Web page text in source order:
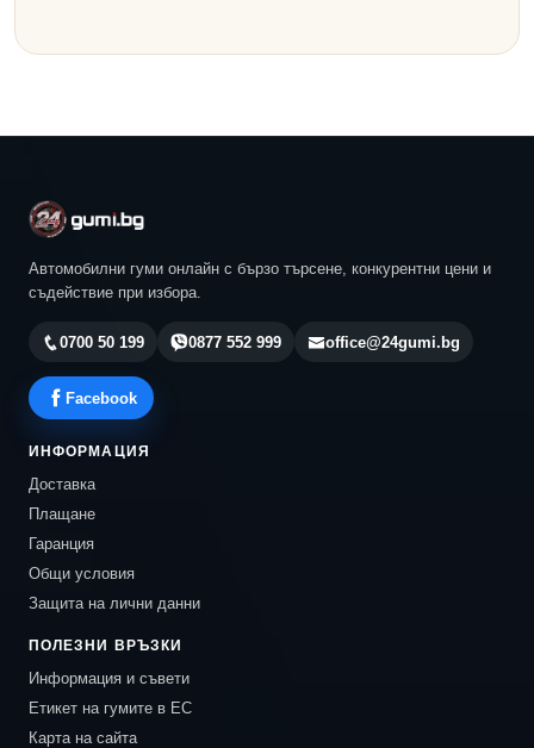
Автомобилни гуми онлайн с бързо търсене, конкурентни цени и
съдействие при избора.
0700 50 199 0877 552 999 office@24gumi.bg
Facebook
ИНФОРМАЦИЯ
Доставка
Плащане
Гаранция
Общи условия
Защита на лични данни
ПОЛЕЗНИ ВРЪЗКИ
Информация и съвети
Етикет на гумите в ЕС
Карта на сайта